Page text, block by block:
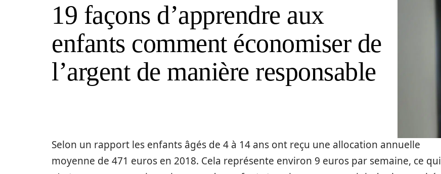
19 façons d’apprendre aux
enfants comment économiser de
l’argent de manière responsable
Selon un rapport les enfants âgés de 4 à 14 ans ont reçu une allocation annuelle
moyenne de 471 euros en 2018. Cela représente environ 9 euros par semaine, ce qui